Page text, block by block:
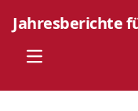
Jahresberichte
Open main menu